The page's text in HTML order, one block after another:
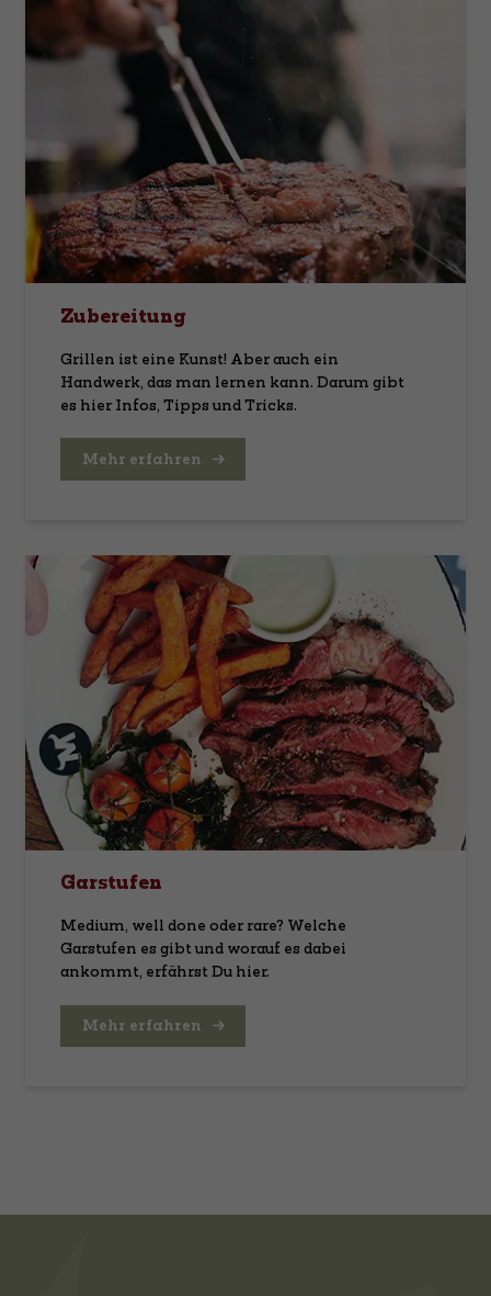
Zubereitung
Grillen ist eine Kunst! Aber auch ein
Handwerk, das man lernen kann. Darum gibt
es hier Infos, Tipps und Tricks.
Mehr erfahren
Garstufen
Medium, well done oder rare? Welche
Garstufen es gibt und worauf es dabei
ankommt, erfährst Du hier.
Mehr erfahren